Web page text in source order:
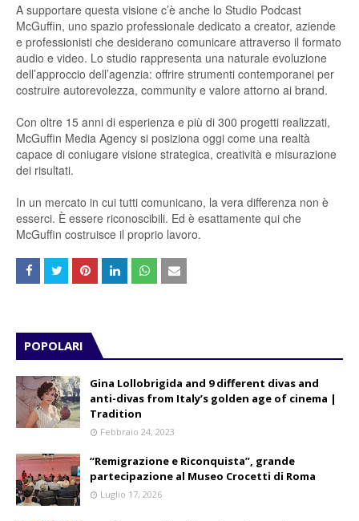
A supportare questa visione c’è anche lo Studio Podcast
McGuffin, uno spazio professionale dedicato a creator, aziende
e professionisti che desiderano comunicare attraverso il formato
audio e video. Lo studio rappresenta una naturale evoluzione
dell’approccio dell’agenzia: offrire strumenti contemporanei per
costruire autorevolezza, community e valore attorno ai brand.
Con oltre 15 anni di esperienza e più di 300 progetti realizzati,
McGuffin Media Agency si posiziona oggi come una realtà
capace di coniugare visione strategica, creatività e misurazione
dei risultati.
In un mercato in cui tutti comunicano, la vera differenza non è
esserci. È essere riconoscibili. Ed è esattamente qui che
McGuffin costruisce il proprio lavoro.
POPOLARI
Gina Lollobrigida and 9 different divas and
anti-divas from Italy’s golden age of cinema |
Tradition
Febbraio 24, 2023
“Remigrazione e Riconquista”, grande
partecipazione al Museo Crocetti di Roma
Luglio 17, 2026